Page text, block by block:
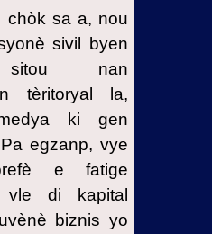
chòk sa a, nou
sivil byen
sitou nan
tèritoryal la,
ki gen
egzanp, vye
e fatige
vle di kapital
biznis yo